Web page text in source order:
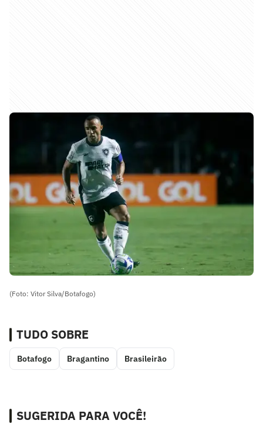
(Foto: Vitor Silva/Botafogo)
TUDO SOBRE
Botafogo Bragantino Brasileirão
SUGERIDA PARA VOCÊ!